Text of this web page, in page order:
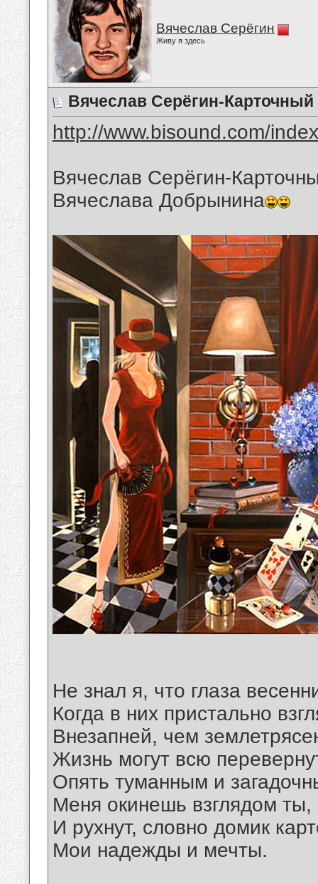
Вячеслав Серёгин
Живу я здесь
Вячеслав Серёгин-
http://www.bisound.com/
Вячеслав Серёгин-
Вячеслава Добрынина
Не знал я, что глаза
Когда в них пристально
Внезапней, чем
Жизнь могут всю
Опять туманным и
Меня окинешь взглядом ты,
И рухнут, словно домик
Мои надежды и мечты.